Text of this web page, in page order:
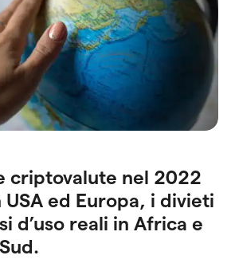
criptovalute nel 2022
ed Europa, i divieti
d’uso reali in Africa e